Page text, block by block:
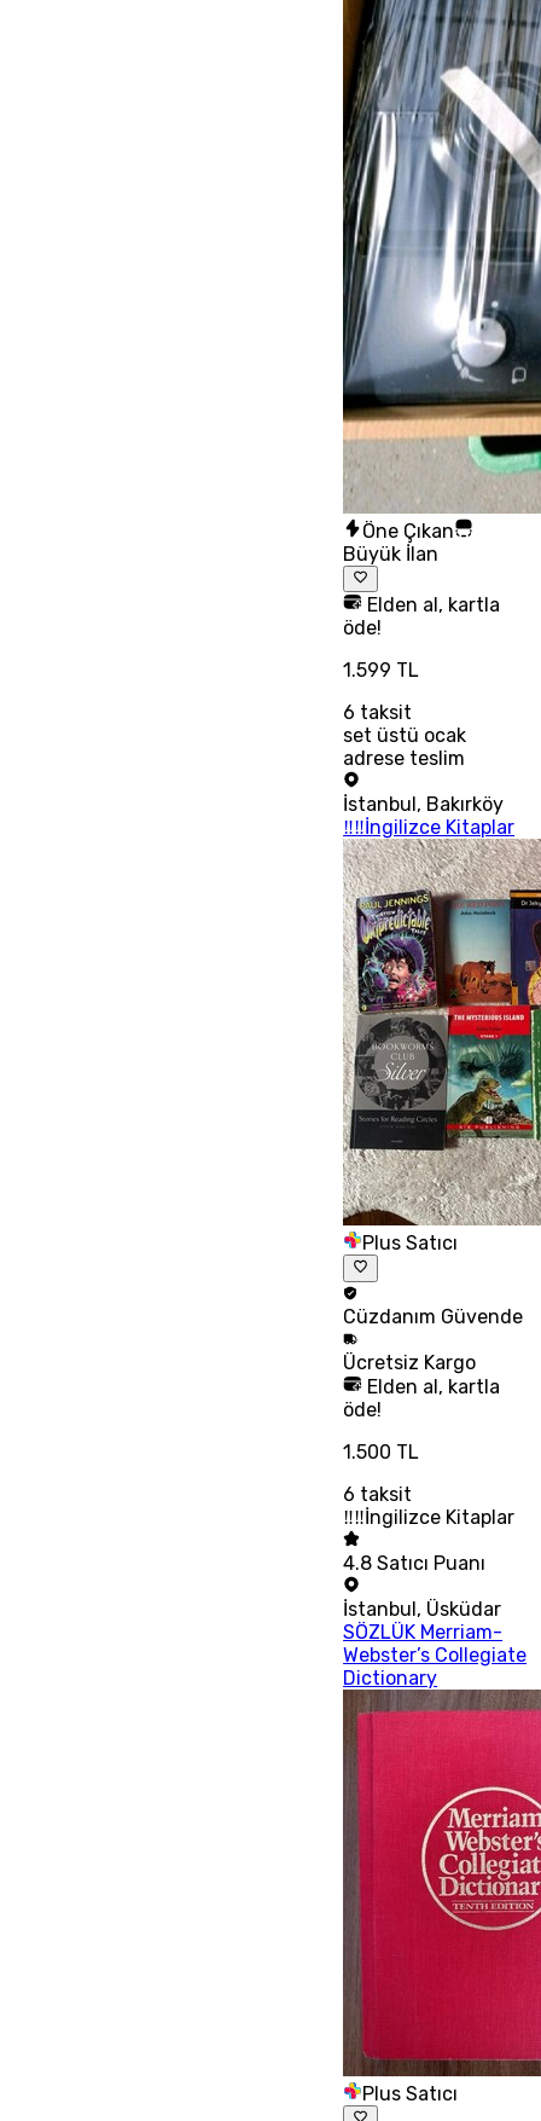
Öne Çıkan
Büyük İlan
Elden al, kartla
öde!
1.599 TL
6 taksit
set üstü ocak
adrese teslim
İstanbul , Bakırköy
‼‼İngilizce Kitaplar
Plus Satıcı
Cüzdanım Güvende
Ücretsiz Kargo
Elden al, kartla
öde!
1.500 TL
6 taksit
‼‼İngilizce Kitaplar
4.8 Satıcı Puanı
İstanbul, Üsküdar
SÖZLÜK Merriam-
Webster’s Collegiate
Dictionary
Plus Satıcı